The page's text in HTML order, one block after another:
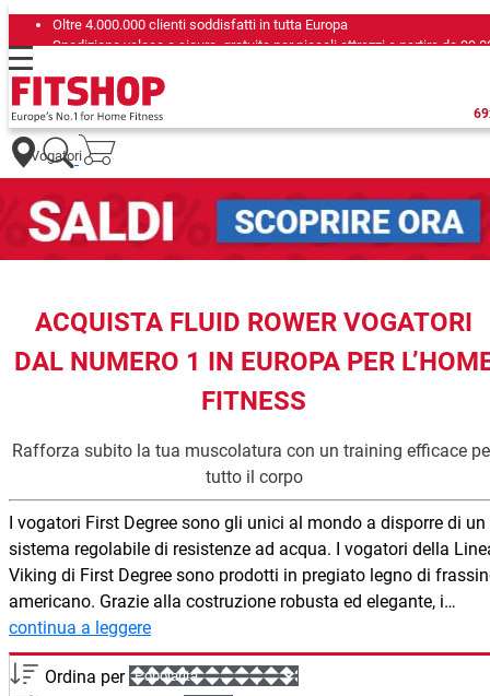
Oltre 4.000.000 clienti soddisfatti in tutta Europa
Spedizione veloce e sicura, gratuita per piccoli attrezzi a partire da
Vogatori
ACQUISTA FLUID ROWER VOGATORI
DAL NUMERO 1 IN EUROPA PER
FITNESS
Rafforza subito la tua muscolatura con un training efficace
tutto il corpo
I vogatori First Degree sono gli unici al mondo a disporre di un
sistema regolabile di resistenze ad acqua. I vogatori della Linea
Viking di First Degree sono prodotti in pregiato legno di
americano. Grazie alla costruzione robusta ed elegante, i
vogatori sono non solo dei veri e propri oggetti di design, ma
anche degli ottimi attrezzi che ti fanno compagnia in
allenamento a lungo anche in situazioni da pro.
continua a leggere
Ordina per